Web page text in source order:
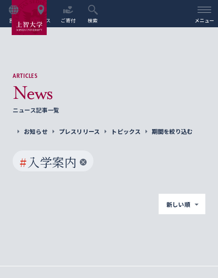
言語 アクセス ご寄付 検索 メニュー
ARTICLES
News
ニュース記事一覧
お知らせ プレスリリース トピックス 期間を絞り込む
#入学案内
新しい順